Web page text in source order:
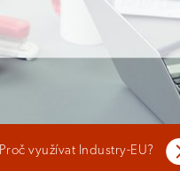
Proč využívat Industry-EU?